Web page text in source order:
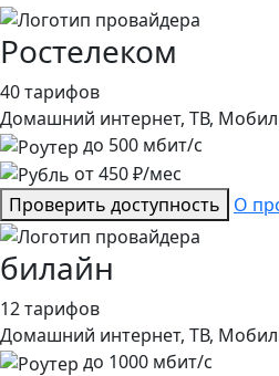
Ростелеком
40 тарифов
Домашний интернет, ТВ,
до 500 мбит/с
от450₽/мес
Проверить доступность
О
билайн
12 тарифов
Домашний интернет, ТВ,
до 1000 мбит/с